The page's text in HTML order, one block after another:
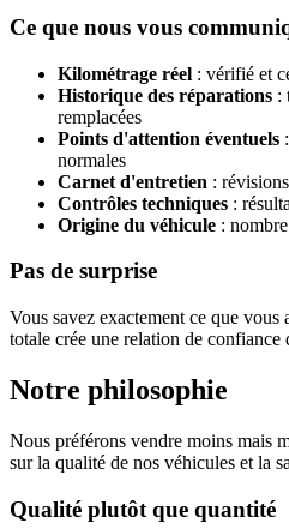
Ce que nous vous
Kilométrage réel : vérifié et
Historique des réparations :
remplacées
Points d'attention éventuels
normales
Carnet d'entretien :
Contrôles techniques :
Origine du véhicule :
Pas de surprise
Vous savez exactement ce que vous
totale crée une relation de confiance
Notre philosophie
Nous préférons vendre moins mais
sur la qualité de nos véhicules et la
Qualité plutôt que quantité